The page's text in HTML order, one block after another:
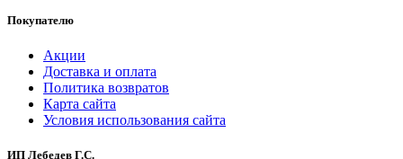
Покупателю
Акции
Доставка и оплата
Политика возвратов
Карта сайта
Условия использования сайта
ИП Лебедев Г.С.